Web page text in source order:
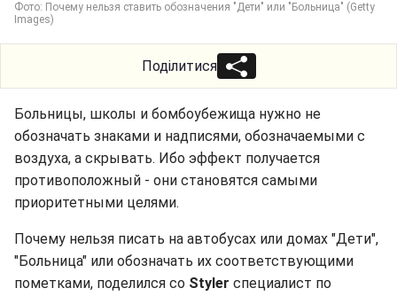
Фото: Почему нельзя ставить обозначения "Дети" или "Больница" (Getty
Images)
Поділитися
Больницы, школы и бомбоубежища нужно не
обозначать знаками и надписями, обозначаемыми с
воздуха, а скрывать. Ибо эффект получается
противоположный - они становятся самыми
приоритетными целями.
Почему нельзя писать на автобусах или домах "Дети",
"Больница" или обозначать их соответствующими
пометками, поделился со Styler специалист по